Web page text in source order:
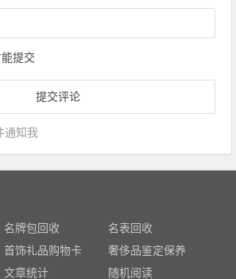
提交
通知我
名牌包回收
名表回收
首饰礼品购物卡
奢侈品鉴定保养
文章统计 随机阅读